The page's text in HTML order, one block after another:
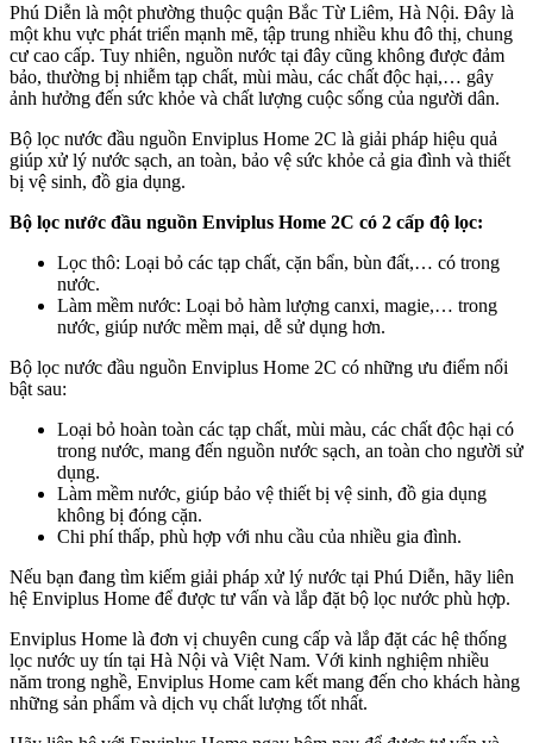
Phú Diễn là một phường thuộc quận Bắc Từ Liêm, Hà Nội. Đây là
một khu vực phát triển mạnh mẽ, tập trung nhiều khu đô thị, chung
cư cao cấp. Tuy nhiên, nguồn nước tại đây cũng không được đảm
bảo, thường bị nhiễm tạp chất, mùi màu, các chất độc hại,… gây
ảnh hưởng đến sức khỏe và chất lượng cuộc sống của người dân.
Bộ lọc nước đầu nguồn Enviplus Home 2C là giải pháp hiệu quả
giúp xử lý nước sạch, an toàn, bảo vệ sức khỏe cả gia đình và thiết
bị vệ sinh, đồ gia dụng.
Bộ lọc nước đầu nguồn Enviplus Home 2C có 2 cấp độ lọc:
Lọc thô: Loại bỏ các tạp chất, cặn bẩn, bùn đất,… có trong
nước.
Làm mềm nước: Loại bỏ hàm lượng canxi, magie,… trong
nước, giúp nước mềm mại, dễ sử dụng hơn.
Bộ lọc nước đầu nguồn Enviplus Home 2C có những ưu điểm nổi
bật sau:
Loại bỏ hoàn toàn các tạp chất, mùi màu, các chất độc hại có
trong nước, mang đến nguồn nước sạch, an toàn cho người sử
dụng.
Làm mềm nước, giúp bảo vệ thiết bị vệ sinh, đồ gia dụng
không bị đóng cặn.
Chi phí thấp, phù hợp với nhu cầu của nhiều gia đình.
Nếu bạn đang tìm kiếm giải pháp xử lý nước tại Phú Diễn, hãy liên
hệ Enviplus Home để được tư vấn và lắp đặt bộ lọc nước phù hợp.
Enviplus Home là đơn vị chuyên cung cấp và lắp đặt các hệ thống
lọc nước uy tín tại Hà Nội và Việt Nam. Với kinh nghiệm nhiều
năm trong nghề, Enviplus Home cam kết mang đến cho khách hàng
những sản phẩm và dịch vụ chất lượng tốt nhất.